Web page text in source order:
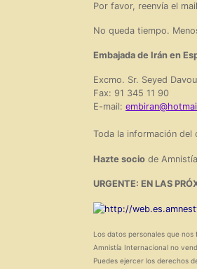
Por favor, reenvía el
No queda tiempo.
Embajada de Irán en
Excmo. Sr. Seyed
Fax: 91 345 11 90
E-mail:
Toda la información del
Hazte socio de
URGENTE: EN LAS
Los datos personales que
Amnistía Internacional no
Puedes ejercer los derechos